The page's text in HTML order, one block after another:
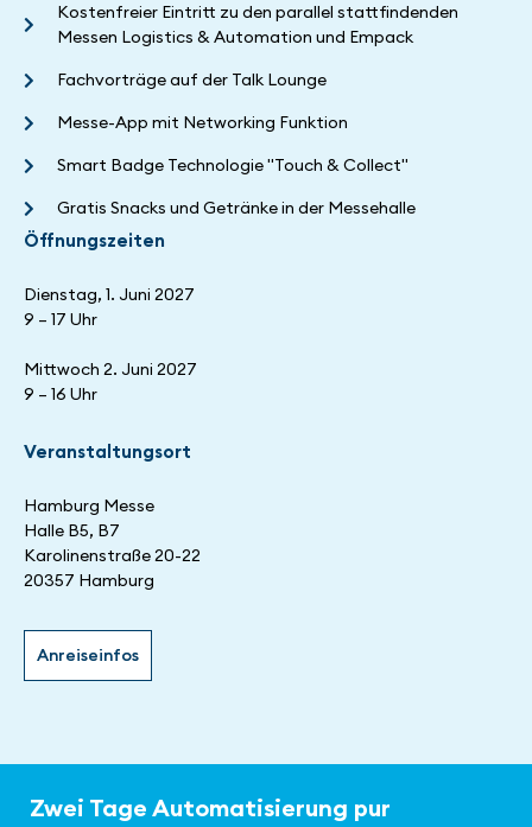
Kostenfreier Eintritt zu den parallel stattfindenden
Messen Logistics & Automation und Empack
Fachvorträge auf der Talk Lounge
Messe-App mit Networking Funktion
Smart Badge Technologie "Touch & Collect"
Gratis Snacks und Getränke in der Messehalle
Öffnungszeiten
Dienstag, 1. Juni 2027
9 – 17 Uhr
Mittwoch 2. Juni 2027
9 – 16 Uhr
Veranstaltungsort
Hamburg Messe
Halle B5, B7
Karolinenstraße 20-22
20357 Hamburg
Anreiseinfos
Zwei Tage Automatisierung pur